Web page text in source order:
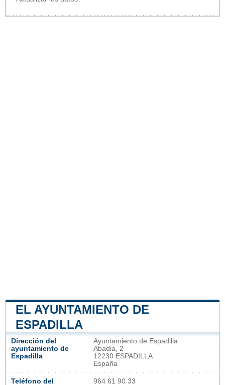
EL AYUNTAMIENTO DE
ESPADILLA
Dirección del
ayuntamiento de
Espadilla
Ayuntamiento de Espadilla
Abadia, 2
12230 ESPADILLA
España
Teléfono del
964 61 90 33